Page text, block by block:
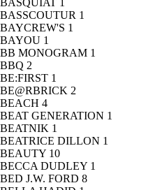
BASQUIAT 1
BASSCOUTUR 1
BAYCREW'S 1
BAYOU 1
BB MONOGRAM 1
BBQ 2
BE:FIRST 1
BE@RBRICK 2
BEACH 4
BEAT GENERATION 1
BEATNIK 1
BEATRICE DILLON 1
BEAUTY 10
BECCA DUDLEY 1
BED J.W. FORD 8